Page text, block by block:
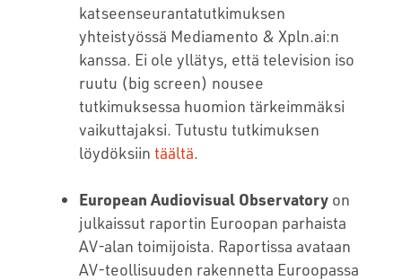
katseenseurantatutkimuksen
yhteistyössä Mediamento & Xpln.ai:n
kanssa. Ei ole yllätys, että television iso
ruutu (big screen) nousee
tutkimuksessa huomion tärkeimmäksi
vaikuttajaksi. Tutustu tutkimuksen
löydöksiin täältä.
European Audiovisual Observatory on
julkaissut raportin Euroopan parhaista
AV-alan toimijoista. Raportissa avataan
AV-teollisuuden rakennetta Euroopassa